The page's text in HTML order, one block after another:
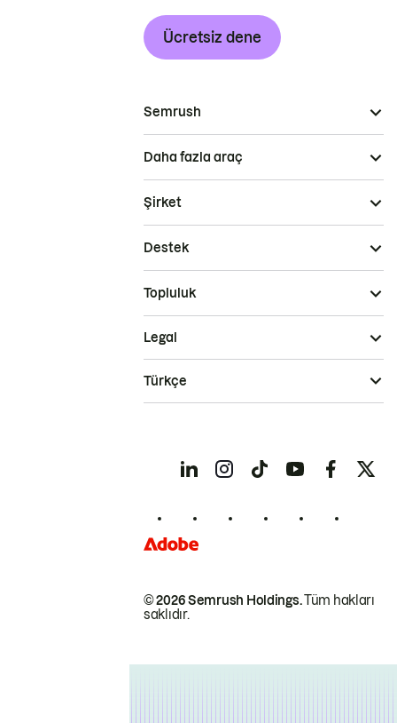
Ücretsiz dene
Semrush
Daha fazla araç
Şirket
Destek
Topluluk
© 2026 Semrush Holdings.Tüm hakları
saklıdır.
Legal
Türkçe